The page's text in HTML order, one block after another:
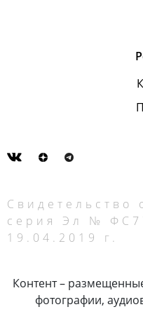
Свидетельство
серия Эл №
19.04.2019 г.
Контент – размещенные
фотографии,